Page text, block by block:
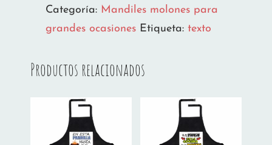
Categoría: Mandiles molones para
grandes ocasiones Etiqueta: texto
Productos relacionados